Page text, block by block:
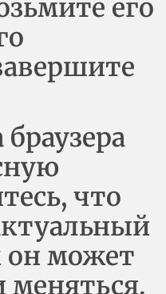
его
что
он может
меняться.